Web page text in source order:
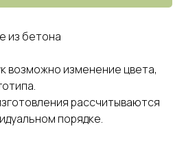
из бетона
возможно изменение цвета,
рассчитываются
порядке.